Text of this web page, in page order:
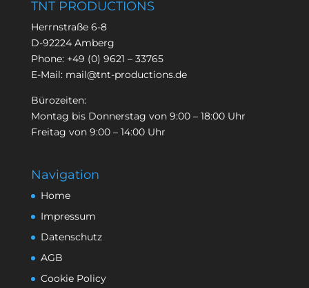
TNT PRODUCTIONS
Herrnstraße 6-8
D-92224 Amberg
Phone: +49 (0) 9621 – 33765
E-Mail: mail@tnt-productions.de
Bürozeiten:
Montag bis Donnerstag von 9:00 – 18:00 Uhr
Freitag von 9:00 – 14:00 Uhr
Navigation
Home
Impressum
Datenschutz
AGB
Cookie Policy